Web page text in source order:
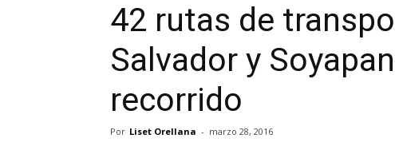
42 rutas de
Salvador y
recorrido
Por Liset Orellana - marzo 28, 2016